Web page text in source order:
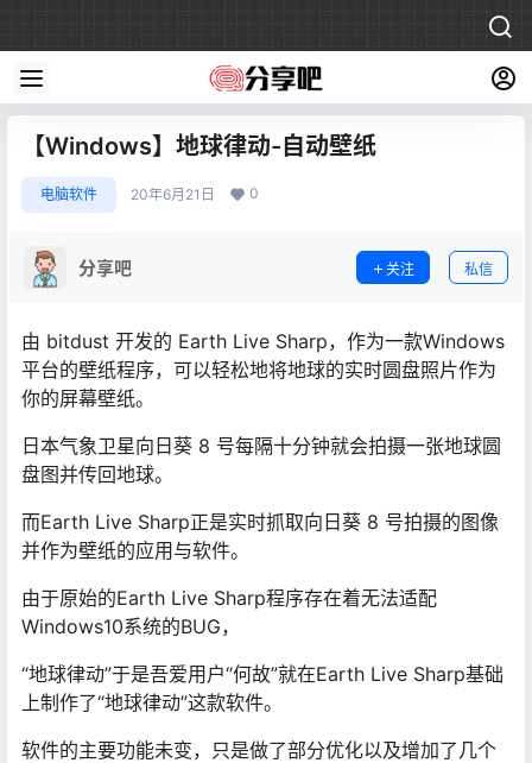
【Windows】地球律动-自动壁纸
电脑软件 20年6月21日 0
分享吧 关注 私信
由 bitdust 开发的 Earth Live Sharp，作为一款Windows
平台的壁纸程序，可以轻松地将地球的实时圆盘照片作为
你的屏幕壁纸。
日本气象卫星向日葵 8 号每隔十分钟就会拍摄一张地球圆
盘图并传回地球。
而Earth Live Sharp正是实时抓取向日葵 8 号拍摄的图像
并作为壁纸的应用与软件。
由于原始的Earth Live Sharp程序存在着无法适配
Windows10系统的BUG，
“地球律动”于是吾爱用户“何故”就在Earth Live Sharp基础
上制作了“地球律动”这款软件。
软件的主要功能未变，只是做了部分优化以及增加了几个